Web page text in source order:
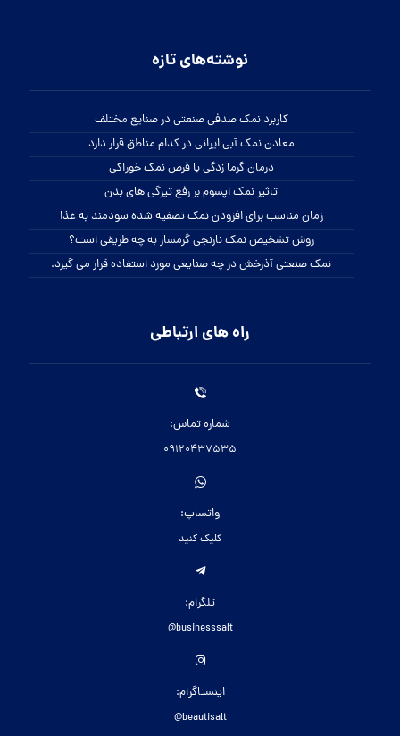
نوشته‌های تازه
کاربرد نمک صدفی صنعتی در صنایع مختلف
معادن نمک آبی ایرانی در کدام مناطق قرار دارد
درمان گرما زدگی با قرص نمک خوراکی
تاثیر نمک اپسوم بر رفع تیرگی های بدن
زمان مناسب برای افزودن نمک تصفیه شده سودمند به غذا
روش تشخیص نمک نارنجی گرمسار به چه طریقی است؟
نمک صنعتی آذرخش در چه صنایعی مورد استفاده قرار می گیرد.
راه های ارتباطی
شماره تماس:
09120437535
واتساپ:
کلیک کنید
تلگرام:
businesssalt@
اینستاگرام:
beautisalt@